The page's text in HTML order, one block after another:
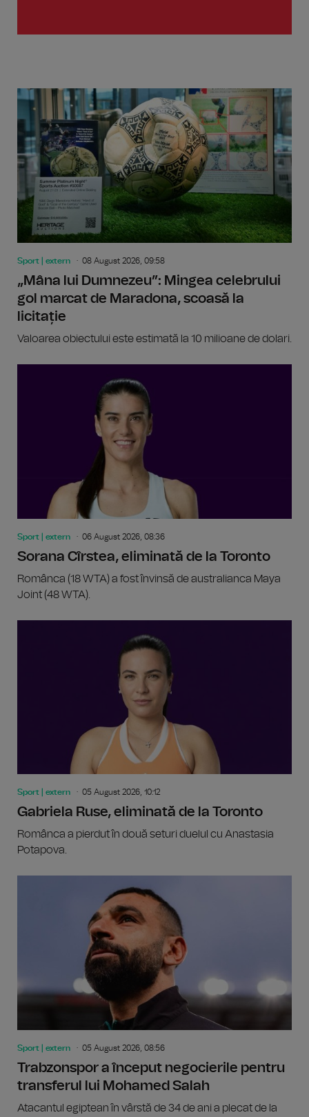
Sport | extern 08 August 2026, 09:58
„Mâna lui Dumnezeu”: Mingea celebrului
gol marcat de Maradona, scoasă la
licitație
Valoarea obiectului este estimată la 10 milioane de dolari.
Sport | extern 06 August 2026, 08:36
Sorana Cîrstea, eliminată de la Toronto
Românca (18 WTA) a fost învinsă de australianca Maya
Joint (48 WTA).
Sport | extern 05 August 2026, 10:12
Gabriela Ruse, eliminată de la Toronto
Românca a pierdut în două seturi duelul cu Anastasia
Potapova.
Sport | extern 05 August 2026, 08:56
Trabzonspor a început negocierile pentru
transferul lui Mohamed Salah
Atacantul egiptean în vârstă de 34 de ani a plecat de la